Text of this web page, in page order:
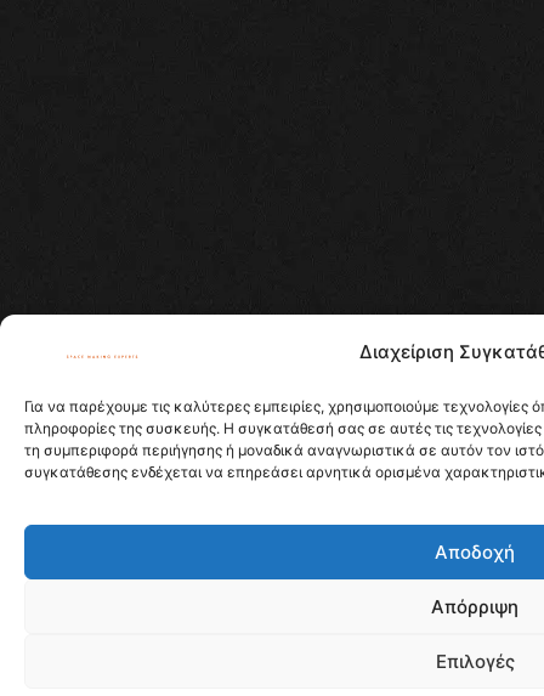
Διαχείριση
Για να παρέχουμε τις καλύτερες εμπειρίες, χρησιμοποιούμε
πληροφορίες της συσκευής. Η συγκατάθεσή σας σε αυτές τις
τη συμπεριφορά περιήγησης ή μοναδικά αναγνωριστικά σε αυτόν τον
συγκατάθεσης ενδέχεται να επηρεάσει αρνητικά ορισμένα
Αποδοχή
Απόρριψη
Επιλογές